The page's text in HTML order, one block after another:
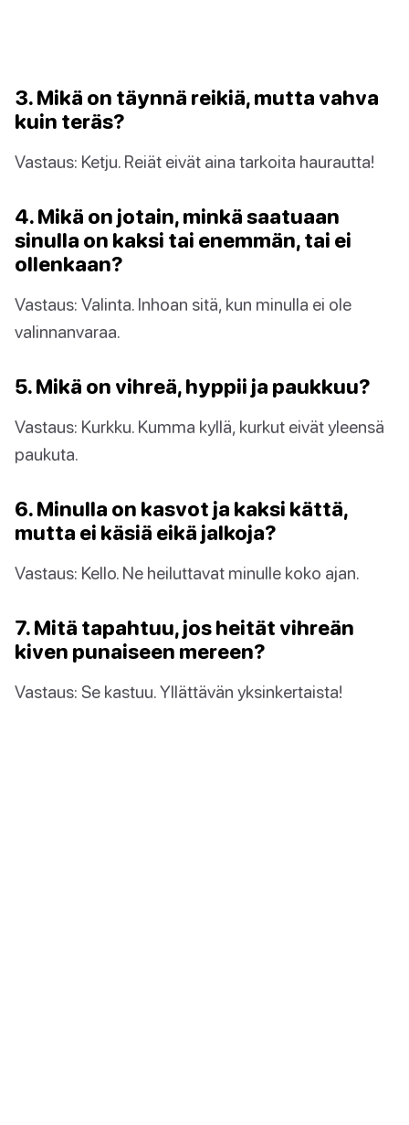
3. Mikä on täynnä reikiä, mutta vahva
kuin teräs?
Vastaus: Ketju. Reiät eivät aina tarkoita haurautta!
4. Mikä on jotain, minkä saatuaan
sinulla on kaksi tai enemmän, tai ei
ollenkaan?
Vastaus: Valinta. Inhoan sitä, kun minulla ei ole
valinnanvaraa.
5. Mikä on vihreä, hyppii ja paukkuu?
Vastaus: Kurkku. Kumma kyllä, kurkut eivät yleensä
paukuta.
6. Minulla on kasvot ja kaksi kättä,
mutta ei käsiä eikä jalkoja?
Vastaus: Kello. Ne heiluttavat minulle koko ajan.
7. Mitä tapahtuu, jos heität vihreän
kiven punaiseen mereen?
Vastaus: Se kastuu. Yllättävän yksinkertaista!